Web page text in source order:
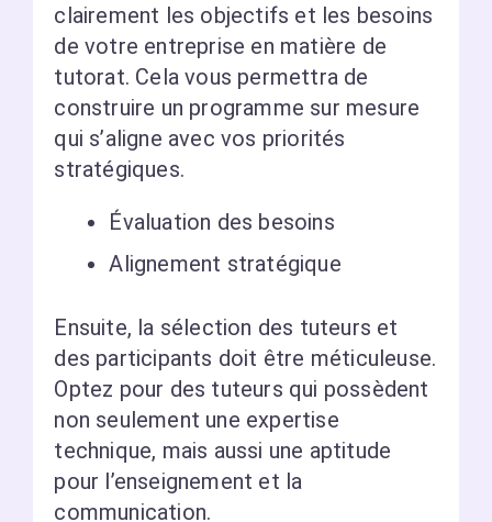
clairement les objectifs et les besoins
de votre entreprise en matière de
tutorat. Cela vous permettra de
construire un programme sur mesure
qui s’aligne avec vos priorités
stratégiques.
Évaluation des besoins
Alignement stratégique
Ensuite, la sélection des tuteurs et
des participants doit être méticuleuse.
Optez pour des tuteurs qui possèdent
non seulement une expertise
technique, mais aussi une aptitude
pour l’enseignement et la
communication.